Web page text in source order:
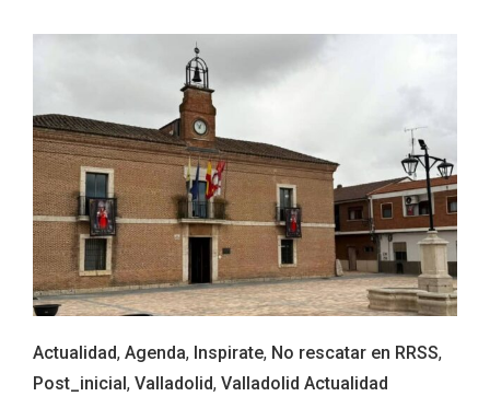
Actualidad, Agenda, Inspirate, No rescatar en RRSS,
Post_inicial , Valladolid, Valladolid Actualidad
Fiesta de los Fueros 2026 de Sepúlveda
y Feria de Artesanía